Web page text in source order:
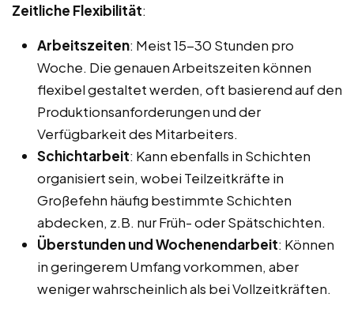
Zeitliche Flexibilität:
Arbeitszeiten: Meist 15-30 Stunden pro
Woche. Die genauen Arbeitszeiten können
flexibel gestaltet werden, oft basierend auf den
Produktionsanforderungen und der
Verfügbarkeit des Mitarbeiters.
Schichtarbeit: Kann ebenfalls in Schichten
organisiert sein, wobei Teilzeitkräfte in
Großefehn häufig bestimmte Schichten
abdecken, z.B. nur Früh- oder Spätschichten.
Überstunden und Wochenendarbeit: Können
in geringerem Umfang vorkommen, aber
weniger wahrscheinlich als bei Vollzeitkräften.